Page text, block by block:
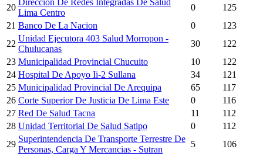
20
Lima Centro
0
125
21 Banco De La Nacion 0
123
22
Unidad Ejecutora 403 Salud Morropon -
Chulucanas
30
122
23 Municipalidad Provincial Chucuito 10
122
24 Hospital De Apoyo Ii-2 Sullana 34
121
25 Municipalidad Provincial De Arequipa 65
117
26 Corte Superior De Justicia De Lima Este 0
116
27 Red De Salud Tacna 11
112
28 Unidad Territorial De Salud Satipo 0
112
29
Superintendencia De Transporte Terrestre De
Personas, Carga Y Mercancias - Sutran
5
106